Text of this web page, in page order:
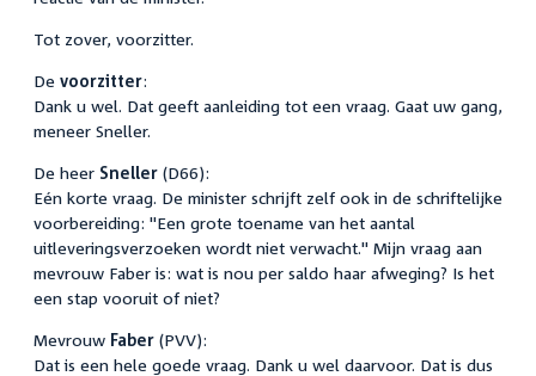
Tot zover, voorzitter.
De voorzitter:
Dank u wel. Dat geeft aanleiding tot een vraag. Gaat uw gang,
meneer Sneller.
De heer Sneller (D66):
Eén korte vraag. De minister schrijft zelf ook in de schriftelijke
voorbereiding: "Een grote toename van het aantal
uitleveringsverzoeken wordt niet verwacht." Mijn vraag aan
mevrouw Faber is: wat is nou per saldo haar afweging? Is het
een stap vooruit of niet?
Mevrouw Faber (PVV):
Dat is een hele goede vraag. Dank u wel daarvoor. Dat is dus